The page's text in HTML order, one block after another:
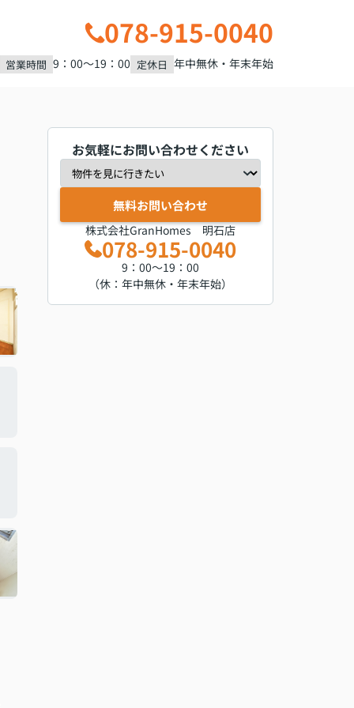
078-915-0040
営業時間 9：00～19：00 定休日 年中無休・年末年始
お気軽にお問い合わせください
無料お問い合わせ
株式会社GranHomes 明石店
078-915-0040
9：00～19：00
（休：年中無休・年末年始）